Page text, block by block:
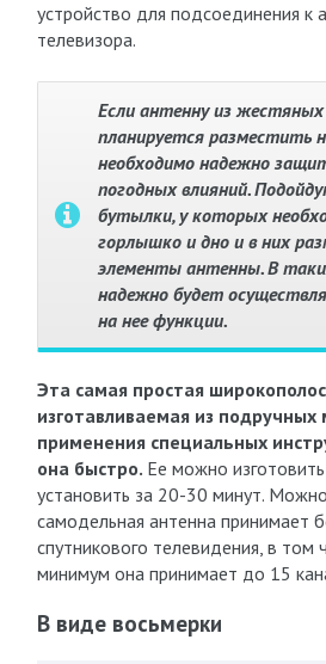
устройство для подсоединения к
телевизора.
Если антенну из
планируется разместить
необходимо надежно
погодных влияний.
бутылки, у которых
горлышко и дно и в них
элементы антенны. В
надежно будет
на нее функции.
Эта самая простая
изготавливаемая из подручных
применения специальных
она быстро. Ее можно
установить за 20-30 минут.
самодельная антенна принимает
спутникового телевидения, в том
минимум она принимает до 15
В виде восьмерки